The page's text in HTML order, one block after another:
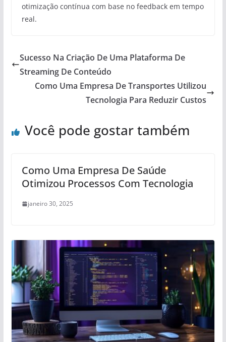
otimização contínua com base no feedback em tempo
real.
Sucesso Na Criação De Uma Plataforma De
Streaming De Conteúdo
Como Uma Empresa De Transportes Utilizou
Tecnologia Para Reduzir Custos
Você pode gostar também
Como Uma Empresa De Saúde
Otimizou Processos Com Tecnologia
janeiro 30, 2025